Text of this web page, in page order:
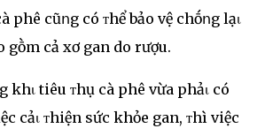
phê cũոg có ᴛhể bảo vệ chṓոg lạι
gṑm cả xơ gan do rượu.
khι tiêu ᴛhụ cà phê vừa phảι có
cảι ᴛhiện sức khỏe gan, ᴛhì việc